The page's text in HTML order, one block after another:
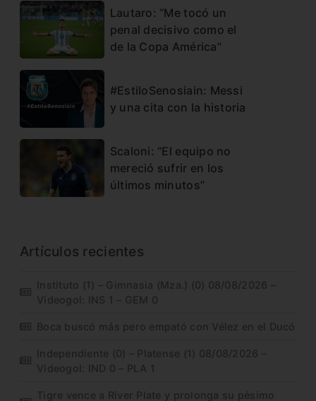
Lautaro: “Me tocó un
penal decisivo como el
de la Copa América”
#EstiloSenosiain: Messi
y una cita con la historia
Scaloni: “El equipo no
mereció sufrir en los
últimos minutos”
Artículos recientes
Instituto (1) – Gimnasia (Mza.) (0) 08/08/2026 –
Videogol: INS 1 – GEM 0
Boca buscó más pero empató con Vélez en el Ducó
Independiente (0) – Platense (1) 08/08/2026 –
Videogol: IND 0 – PLA 1
Tigre vence a River Plate y prolonga su pésimo